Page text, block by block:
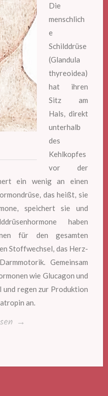
Die
menschlich
e
Schilddrüse
(Glandula
thyreoidea)
hat ihren
Sitz am
Hals, direkt
unterhalb
des
Kehlkopfes
vor der
ein wenig an einen
das heißt, sie
speichert sie und
haben
für den gesamten
Stoffwechsel, das Herz-
Gemeinsam
wie Glucagon und
und regen zur Produktion
an.
→